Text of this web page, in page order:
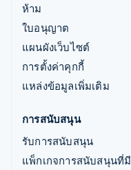
ห้าม
ใบอนุญาต
แผนผังเว็บไซต์
การตั้งค่าคุกกี้
แหล่งข้อมูลเพิ่มเติม
การสนับสนุน
รับการสนับสนุน
แพ็กเกจการสนับสนุนที่มี